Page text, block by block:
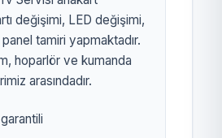
değişimi, LED değişimi,
tamiri yapmaktadır.
hoparlör ve kumanda
arasındadır.